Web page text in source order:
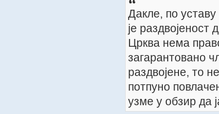
Дакле, по
је раздвојеност
Црква нема
загарантовано
раздвојене, то
потпуно
узме у обзир да